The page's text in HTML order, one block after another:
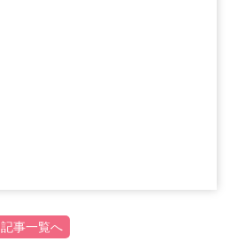
記事一覧へ